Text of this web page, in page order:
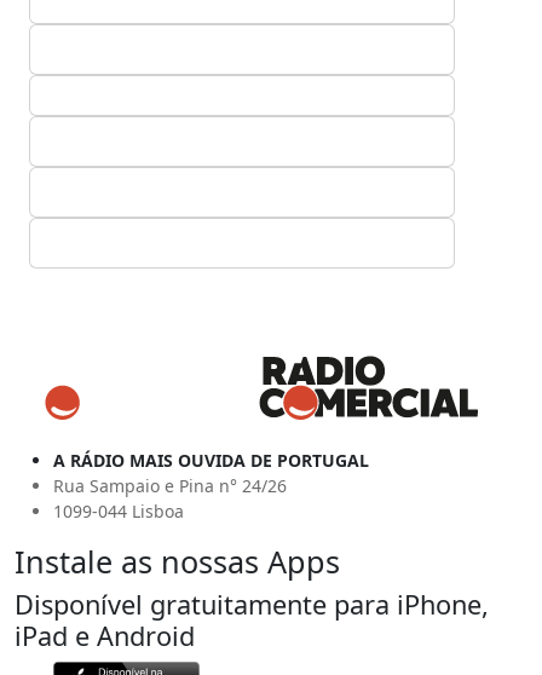
A RÁDIO MAIS OUVIDA DE PORTUGAL
Rua Sampaio e Pina n° 24/26
1099-044 Lisboa
Instale as nossas Apps
Disponível gratuitamente para iPhone,
iPad e Android